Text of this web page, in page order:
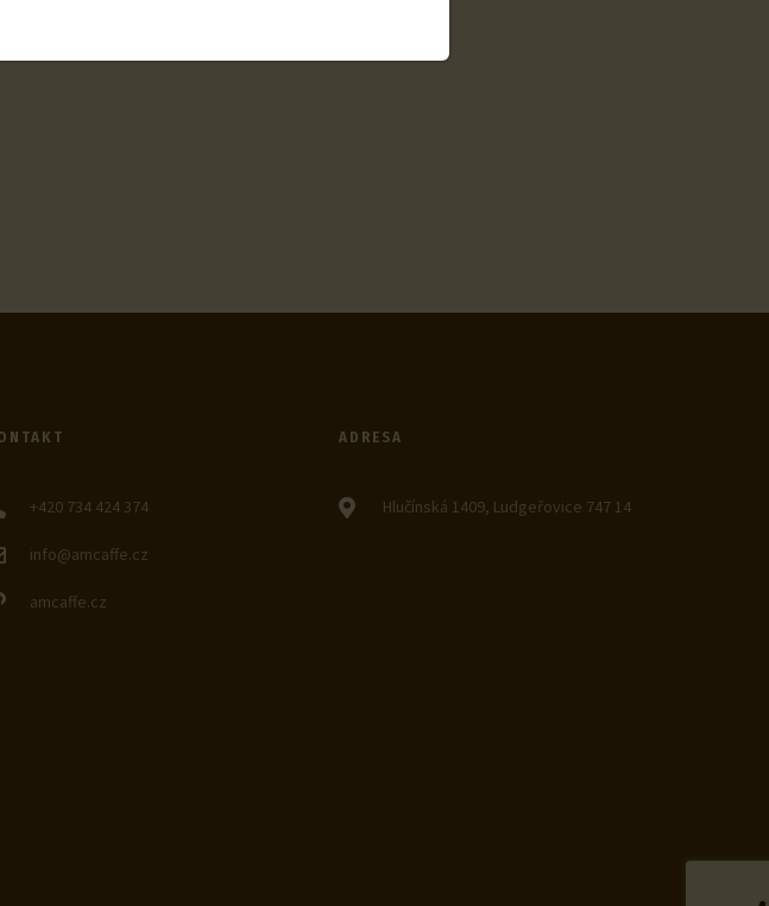
+420 734 424 374
info@amcaffe.cz
amcaffe.cz
ADRESA
Hlučínská 1409, Ludgeřovice 747 14